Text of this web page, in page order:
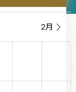
2月 